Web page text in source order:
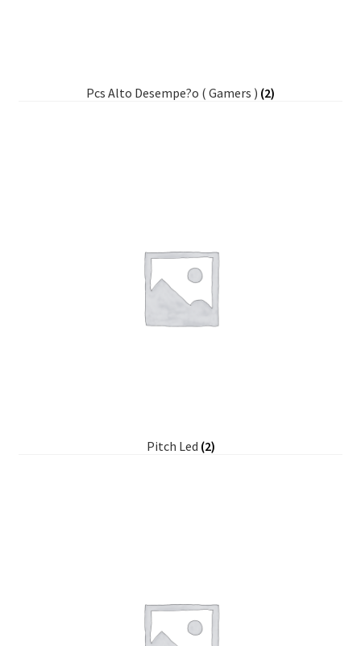
Pcs Alto Desempe?o ( Gamers ) (2)
Pitch Led (2)